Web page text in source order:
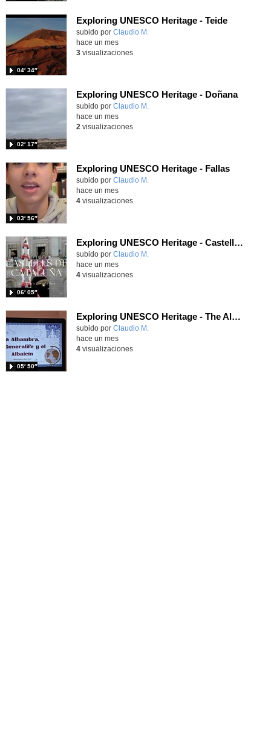
Exploring UNESCO Heritage - Teide
Contenido educativo.
subido por Claudio M.
04′ 34″
hace un mes
3visualizaciones
Exploring UNESCO Heritage - Doñana
Contenido educativo.
subido por Claudio M.
02′ 17″
hace un mes
2 visualizaciones
Exploring UNESCO Heritage - Fallas
Contenido educativo.
subido por Claudio M.
03′ 56″
hace un mes
4visualizaciones
Exploring UNESCO Heritage - Castells de Cataluña
Contenido educativo.
subido por Claudio M.
06′ 05″
hace un mes
4visualizaciones
Exploring UNESCO Heritage - The Alhambra
Contenido educativo.
subido por Claudio M.
05′ 50″
hace un mes
4visualizaciones